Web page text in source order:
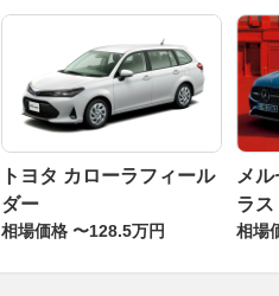
トヨタ カローラフィール
ダー
相場価格 〜128.5万円
メ
ラス
相場